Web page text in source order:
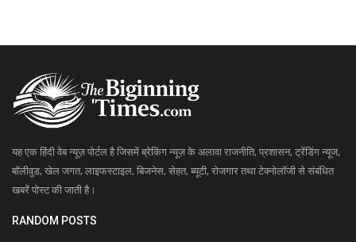
यह एक हिंदी वेब न्यूज़ पोर्टल है जिसमें ब्रेकिंग न्यूज़ के अलावा राजनीति, प्रशासन, ट्रेंडिंग न्यूज,
बॉलीवुड, खेल जगत, लाइफस्टाइल, बिजनेस, सेहत, ब्यूटी, रोजगार तथा टेक्नोलॉजी से संबंधित
खबरें पोस्ट की जाती है।
RANDOM POSTS